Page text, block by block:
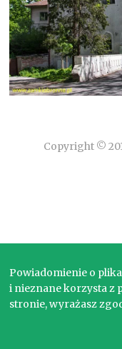
Copyright ©
Powiadomienie o
i nieznane korzysta z
stronie, wyrażasz